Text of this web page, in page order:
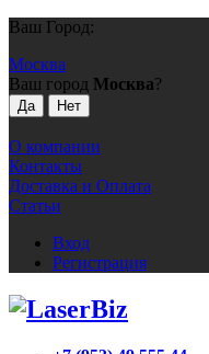
Ваш Город:
Москва
Ваш город Москва?
О компании
Контакты
Доставка и Оплата
Статьи
Вход
Регистрация